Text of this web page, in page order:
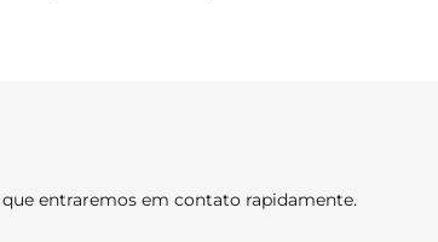
entraremos em contato rapidamente.